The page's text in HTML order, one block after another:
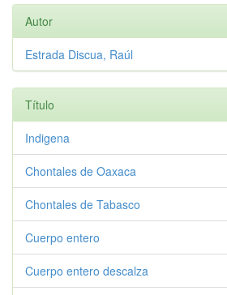
Autor
Estrada Discua, Raúl
Título
Indigena
Chontales de Oaxaca
Chontales de Tabasco
Cuerpo entero
Cuerpo entero descalza